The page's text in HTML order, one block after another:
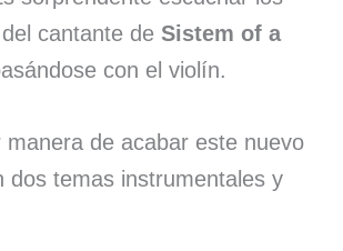
cantante de Sistem of a
con el violín.
manera de acabar este nuevo
dos temas instrumentales y